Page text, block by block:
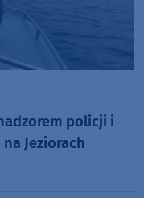
policji i
Jeziorach